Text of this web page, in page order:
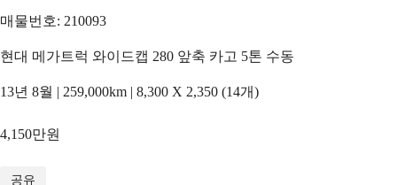
매물번호: 210093
현대 메가트럭 와이드캡 280 앞축 카고 5톤 수동
13년 8월 | 259,000km | 8,300 X 2,350 (14개)
4,150만원
공유
/14